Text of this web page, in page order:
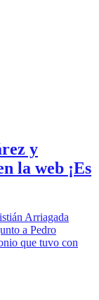
y
la web ¡Es
Arriagada
a Pedro
que tuvo con